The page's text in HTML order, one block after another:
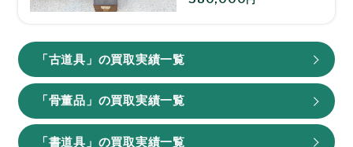
「古道具」の買取実績一覧
「骨董品」の買取実績一覧
「書道具」の買取実績一覧